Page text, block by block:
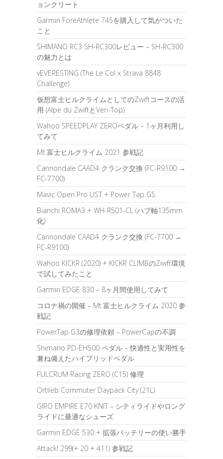
ョンクリート
Garmin ForeAthlete 745を購入して気がついた
こと
SHIMANO RC3 SH-RC300レビュー – SH-RC300
の魅力とは
vEVERESTING (The Le Col x Strava 8848
Challenge)
仮想富士ヒルクライムとしてのZwiftコースの活
用 (Alpe du ZwiftとVen-Top)
Wahoo SPEEDPLAY ZEROペダル – 1ヶ月利用し
てみて
Mt.富士ヒルクライム 2021 参戦記
Cannondale CAAD4 クランク交換 (FC-R9100 →
FC-7700)
Mavic Open Pro UST + Power Tap GS
Bianchi ROMA3 + WH-R501-CL (ハブ軸135mm
化)
Cannondale CAAD4 クランク交換 (FC-7700 →
FC-R9100)
Wahoo KICKR (2020) + KICKR CLIMBのZiwft環境
で試してみたこと
Garmin EDGE 830 – 8ヶ月間使用してみて
コロナ禍の開催 – Mt.富士ヒルクライム 2020 参
戦記
PowerTap G3の修理依頼 – PowerCapの不調
Shimano PD-EH500 ペダル – 快適性と実用性を
兼ね備えたハイブリッドペダル
FULCRUM Racing ZERO (C15) 修理
Ortlieb Commuter Daypack City (21L)
GIRO EMPIRE E70 KNIT – シティライドやロング
ライドに最適なシューズ
Garmin EDGE 530 + 拡張バッテリーの使い勝手
Attack! 299(+ 20 + 411) 参戦記